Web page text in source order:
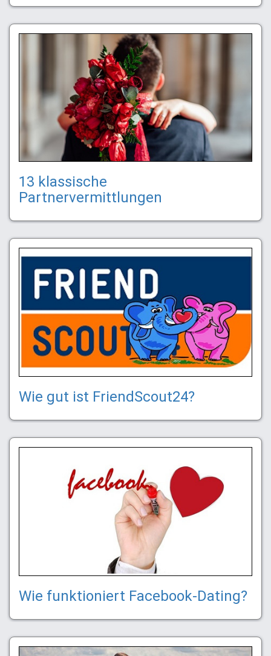
13 klassische
Partnervermittlungen
Wie gut ist FriendScout24?
Wie funktioniert Facebook-Dating?